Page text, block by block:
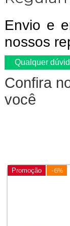
Envio e
nossos
Qualquer
Confira
você
Promoção -6%